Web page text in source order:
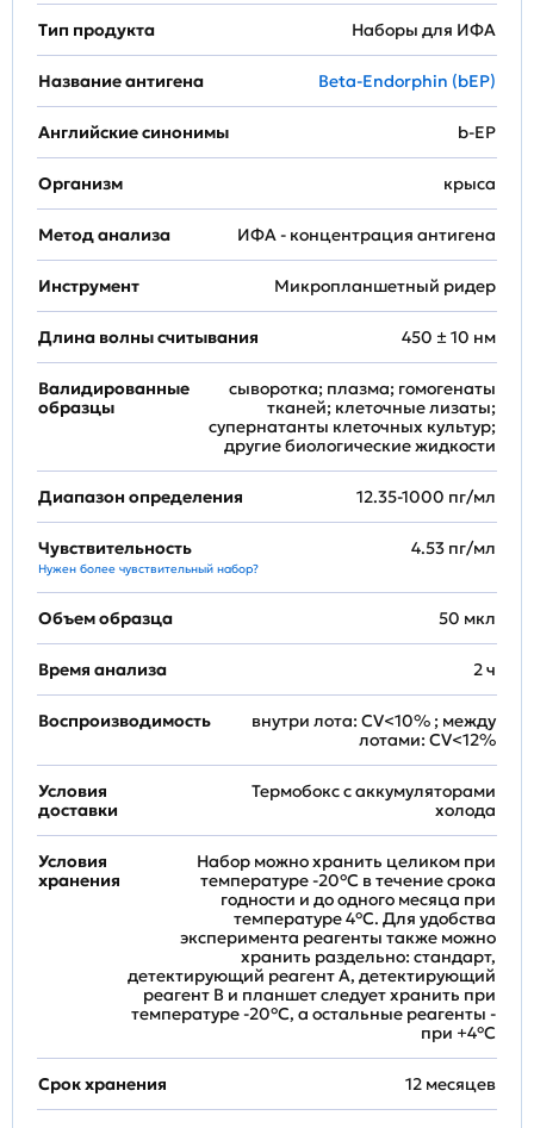
Тип продукта Наборы для ИФА
Название антигена Beta-Endorphin (bEP)
Английские синонимы b-EP
Организм крыса
Метод анализа ИФА - концентрация антигена
Инструмент Микропланшетный ридер
Длина волны считывания 450 ± 10 нм
Валидированные
образцы
сыворотка; плазма; гомогенаты
тканей; клеточные лизаты;
супернатанты клеточных культур;
другие биологические жидкости
Диапазон определения 12.35-1000 пг/мл
Чувствительность
Нужен более чувствительный набор?
4.53 пг/мл
Объем образца 50 мкл
Время анализа 2 ч
Воспроизводимость
внутри лота: CV<10% ; между
лотами: CV<12%
Условия
доставки
Термобокс с аккумуляторами
холода
Условия
хранения
Набор можно хранить целиком при
температуре -20°C в течение срока
годности и до одного месяца при
температуре 4°C. Для удобства
эксперимента реагенты также можно
хранить раздельно: стандарт,
детектирующий реагент A, детектирующий
реагент B и планшет следует хранить при
температуре -20°C, а остальные реагенты -
при +4°С
Срок хранения 12 месяцев